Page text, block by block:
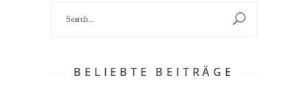
BELIEBTE BEITRÄGE